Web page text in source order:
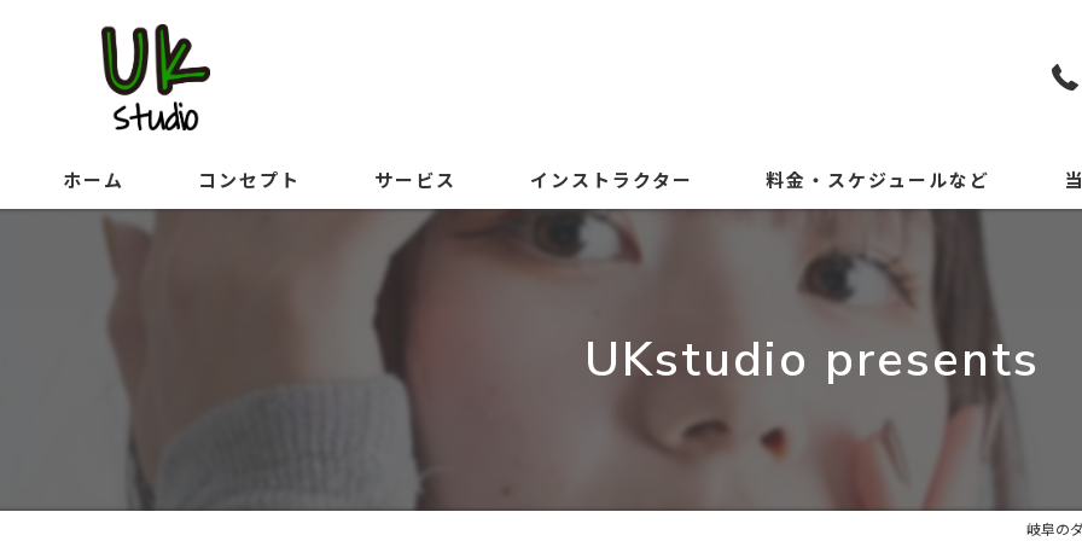
ホーム コンセプト サービス インストラクター 料金・スケジュールなど
UKstudio presents
岐阜の